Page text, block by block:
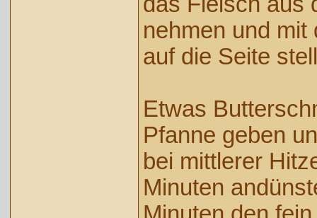
nehmen und mit
auf die Seite
Etwas
Pfanne geben
bei mittlerer
Minuten